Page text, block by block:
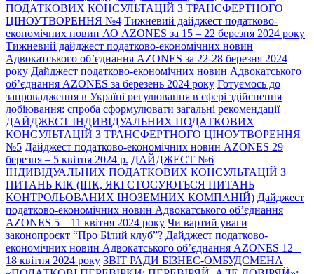
ПОДАТКОВИХ КОНСУЛЬТАЦІЙ З ТРАНСФЕРТНОГО
ЦІНОУТВОРЕННЯ №4 Тижневий дайджест податково-
економічних новин АО AZONES за 15 – 22 березня 2024 року
Тижневий дайджест податково-економічних новин
Адвокатського об’єднання AZONES за 22-28 березня 2024
року Дайджест податково-економічних новин Адвокатського
об’єднання AZONES за березень 2024 року Готуємось до
запровадження в Україні регулювання в сфері здійснення
лобіювання: спроба сформулювати загальні рекомендації
ДАЙДЖЕСТ ІНДИВІДУАЛЬНИХ ПОДАТКОВИХ
КОНСУЛЬТАЦІЙ З ТРАНСФЕРТНОГО ЦІНОУТВОРЕННЯ
№5 Дайджест податково-економічних новин AZONES 29
березня – 5 квітня 2024 р. ДАЙДЖЕСТ №6
ІНДИВІДУАЛЬНИХ ПОДАТКОВИХ КОНСУЛЬТАЦІЙ З
ПИТАНЬ КІК (ІПК, ЯКІ СТОСУЮТЬСЯ ПИТАНЬ
КОНТРОЛЬОВАНИХ ІНОЗЕМНИХ КОМПАНІЙ) Дайджест
податково-економічних новин Адвокатського об’єднання
AZONES 5 – 11 квітня 2024 року Чи вартий уваги
законопроєкт “Про Білий клуб”? Дайджест податково-
економічних новин Адвокатського об’єднання AZONES 12 –
18 квітня 2024 року ЗВІТ РАДИ БІЗНЕС-ОМБУДСМЕНА